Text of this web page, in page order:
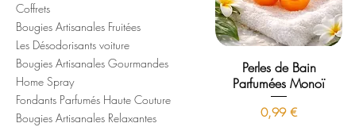
Coffrets
Bougies Artisanales Fruitées
Les Désodorisants voiture
Bougies Artisanales Gourmandes
Home Spray
Fondants Parfumés Haute Couture
Bougies Artisanales Relaxantes
Perles de Bain
Parfumées Monoï
Prix
0,99 €